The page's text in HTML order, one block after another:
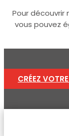
Pour
vous pouvez
CRÉEZ